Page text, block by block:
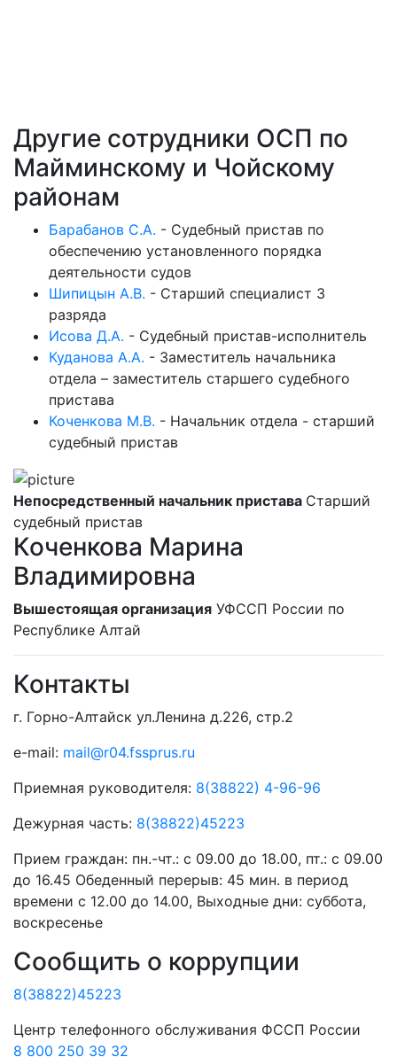
Другие сотрудники ОСП по
Майминскому и Чойскому
районам
Барабанов С.А. - Судебный пристав по
обеспечению установленного порядка
деятельности судов
Шипицын А.В. - Старший специалист 3
разряда
Исова Д.А. - Судебный пристав-исполнитель
Куданова А.А. - Заместитель начальника
отдела – заместитель старшего судебного
пристава
Коченкова М.В. - Начальник отдела - старший
судебный пристав
Непосредственный начальник пристава Старший
судебный пристав
Коченкова Марина
Владимировна
Вышестоящая организация УФССП России по
Республике Алтай
Контакты
г. Горно-Алтайск ул.Ленина д.226, стр.2
e-mail: mail@r04.fssprus.ru
Приемная руководителя: 8(38822) 4-96-96
Дежурная часть: 8(38822)45223
Прием граждан: пн.-чт.: с 09.00 до 18.00, пт.: с 09.00
до 16.45 Обеденный перерыв: 45 мин. в период
времени с 12.00 до 14.00, Выходные дни: суббота,
воскресенье
Сообщить о коррупции
8(38822)45223
Центр телефонного обслуживания ФССП России
8 800 250 39 32